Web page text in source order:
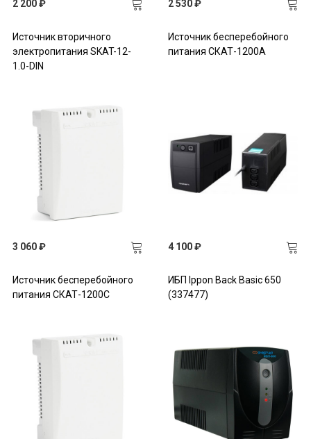
2 200 ₽
Источник вторичного
электропитания SKAT-12-
1.0-DIN
2 530 ₽
Источник бесперебойного
питания СКАТ-1200А
3 060 ₽
Источник бесперебойного
питания СКАТ-1200С
4 100 ₽
ИБП Ippon Back Basic 650
(337477)